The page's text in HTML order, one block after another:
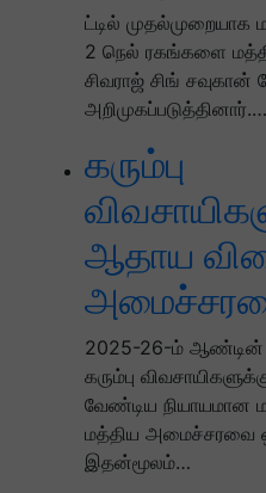
ட்டில் முதல்முறையாக
2 நெல் ரகங்களை
சிவராஜ் சிங் சவுகான்
அறிமுகப்படுத்தினார்.…
கரும்பு
ஆதாய
2025-26-ம் ஆண்டின்
கரும்பு
வேண்டிய நியாயமான
மத்திய அமைச்சரவை
இதன்மூலம்…